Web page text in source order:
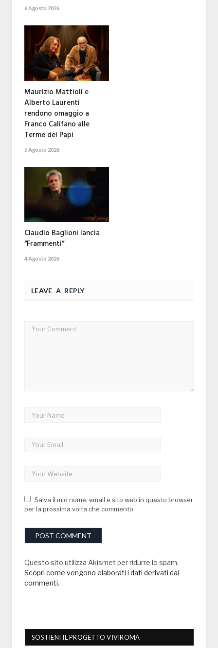
6 Agosto 2026
Maurizio Mattioli e
Alberto Laurenti
rendono omaggio a
Franco Califano alle
Terme dei Papi
5 Agosto 2026
Claudio Baglioni lancia
“Frammenti”
4 Agosto 2026
LEAVE A REPLY
Salva il mio nome, email e sito web in questo browser
per la prossima volta che commento.
Questo sito utilizza Akismet per ridurre lo spam.
Scopri come vengono elaborati i dati derivati dai
commenti.
SOSTIENI IL PROGETTO VIVIROMA